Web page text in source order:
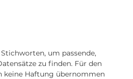
um passende,
zu finden. Für den
keine Haftung übernommen